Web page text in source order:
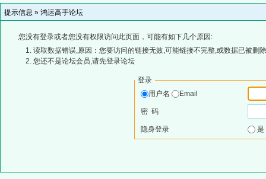
提示信息 » 鸿运高手论坛
您没有登录或者您没有权限访问此页面，可能有如下几个原因:
读取数据错误,原因：您要访问的链接无效,可能链接不完整,或数据已被删
您还不是论坛会员,请先登录论坛
登录
用户名
Email
密 码
隐身登录